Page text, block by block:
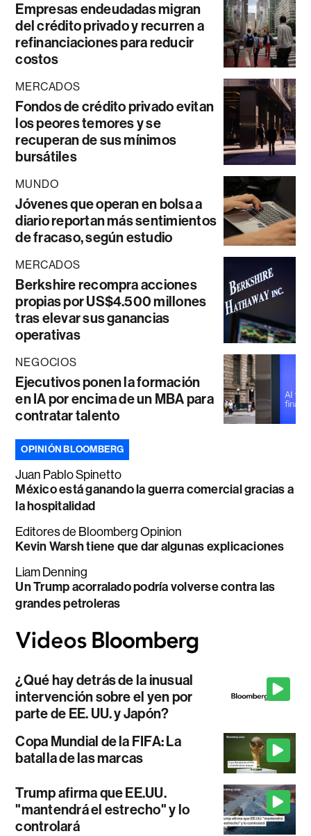
Empresas endeudadas migran
del crédito privado y recurren a
refinanciaciones para reducir
costos
MERCADOS
Fondos de crédito privado evitan
los peores temores y se
recuperan de sus mínimos
bursátiles
MUNDO
Jóvenes que operan en bolsa a
diario reportan más sentimientos
de fracaso, según estudio
MERCADOS
Berkshire recompra acciones
propias por US$4.500 millones
tras elevar sus ganancias
operativas
NEGOCIOS
Ejecutivos ponen la formación
en IA por encima de un MBA para
contratar talento
OPINIÓN BLOOMBERG
Juan Pablo Spinetto
México está ganando la guerra comercial gracias a
la hospitalidad
Editores de Bloomberg Opinion
Kevin Warsh tiene que dar algunas explicaciones
Liam Denning
Un Trump acorralado podría volverse contra las
grandes petroleras
¿Qué hay detrás de la inusual
intervención sobre el yen por
parte de EE. UU. y Japón?
Copa Mundial de la FIFA: La
batalla de las marcas
Trump afirma que EE.UU.
"mantendrá el estrecho" y lo
controlará